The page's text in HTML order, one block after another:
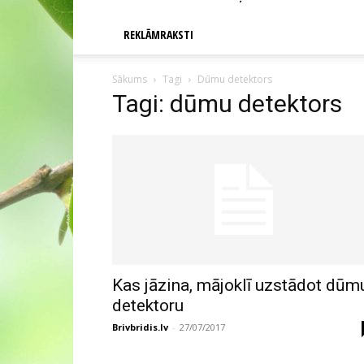
REKLĀMRAKSTI
Sākums Tagi Dūmu detektors
Tagi: dūmu detektors
Kas jāzina, mājoklī uzstādot
detektoru
Brivbridis.lv - 27/07/2017